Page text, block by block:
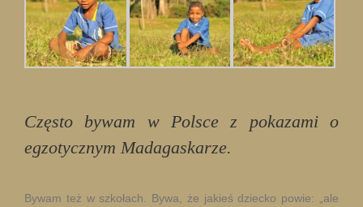
Często bywam w Polsce z pokazami o
egzotycznym Madagaskarze.
Bywam też w szkołach. Bywa, że jakieś dziecko powie: „ale